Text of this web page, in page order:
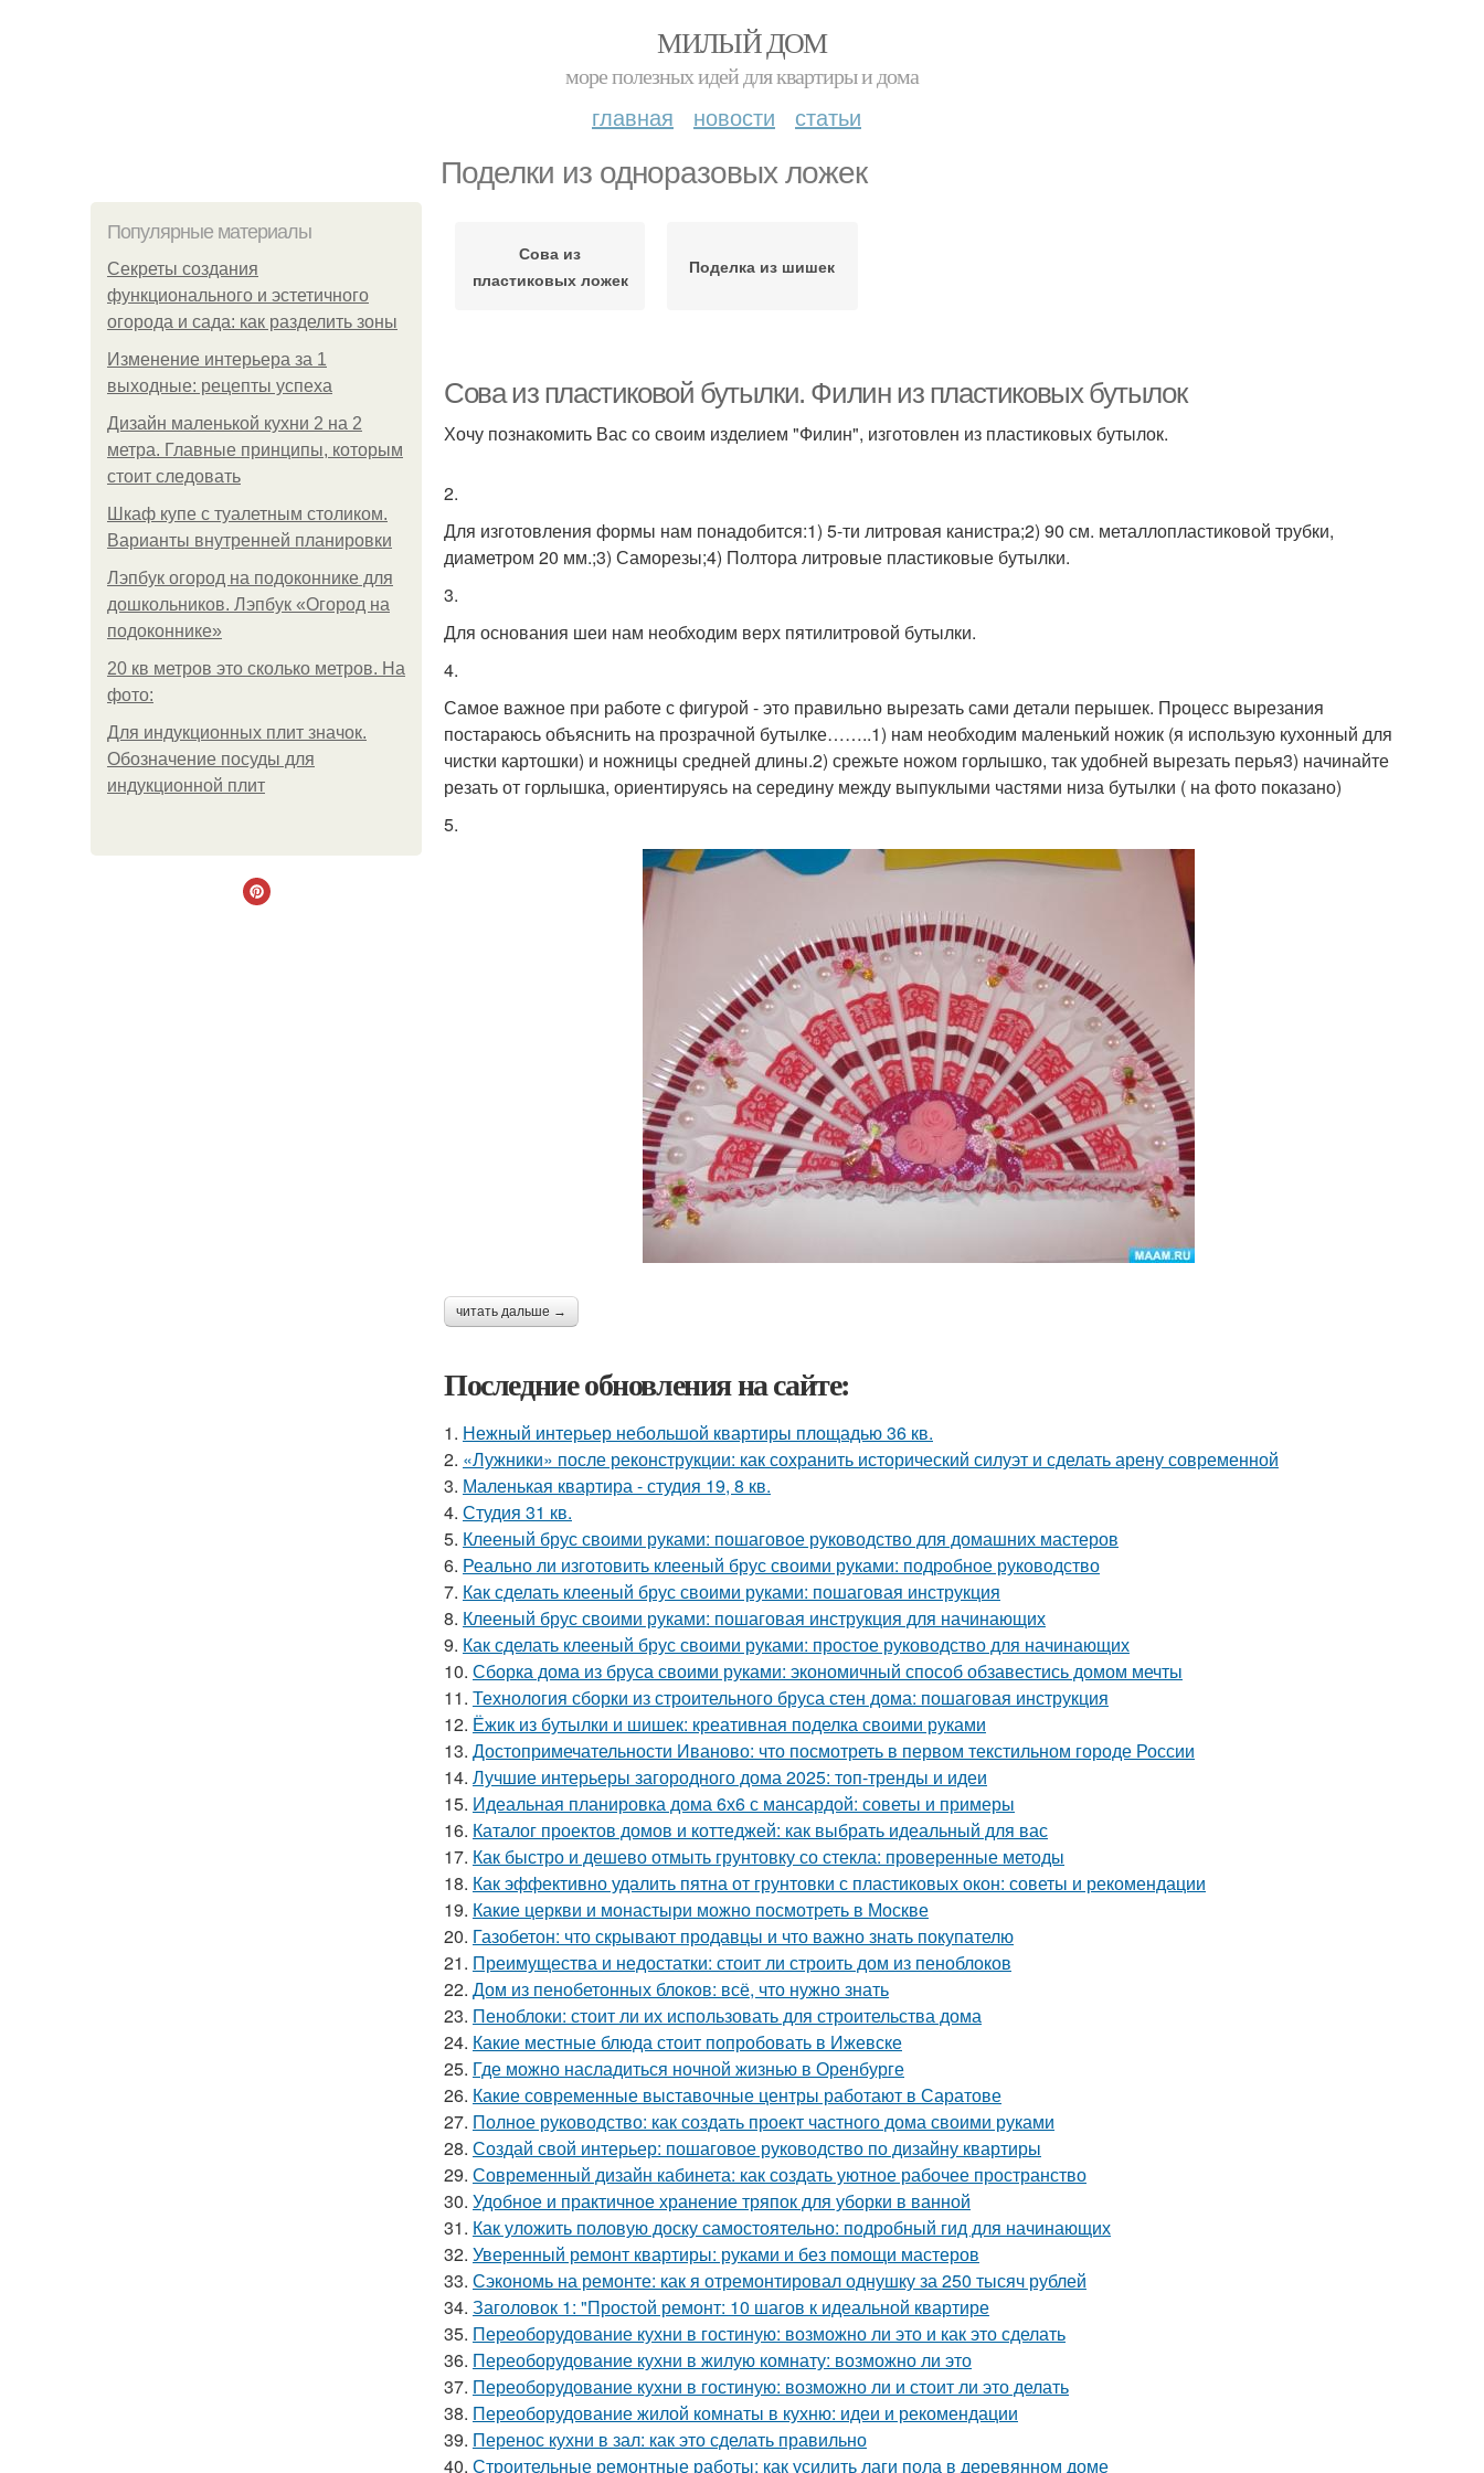
МИЛЫЙ ДОМ
море полезных идей для квартиры и дома
главная новости статьи
Поделки из одноразовых ложек
Популярные материалы
Секреты создания
функционального и эстетичного
огорода и сада: как разделить зоны
Изменение интерьера за 1
выходные: рецепты успеха
Дизайн маленькой кухни 2 на 2
метра. Главные принципы, которым
стоит следовать
Шкаф купе с туалетным столиком.
Варианты внутренней планировки
Лэпбук огород на подоконнике для
дошкольников. Лэпбук «Огород на
подоконнике»
20 кв метров это сколько метров. На
фото:
Для индукционных плит значок.
Обозначение посуды для
индукционной плит
Сова из
пластиковых ложек
Поделка из шишек
Сова из пластиковой бутылки. Филин из пластиковых бутылок
Хочу познакомить Вас со своим изделием "Филин", изготовлен из пластиковых бутылок.
2.
Для изготовления формы нам понадобится:1) 5-ти литровая канистра;2) 90 см. металлопластиковой трубки,
диаметром 20 мм.;3) Саморезы;4) Полтора литровые пластиковые бутылки.
3.
Для основания шеи нам необходим верх пятилитровой бутылки.
4.
Самое важное при работе с фигурой - это правильно вырезать сами детали перышек. Процесс вырезания
постараюсь объяснить на прозрачной бутылке……..1) нам необходим маленький ножик (я использую кухонный для
чистки картошки) и ножницы средней длины.2) срежьте ножом горлышко, так удобней вырезать перья3) начинайте
резать от горлышка, ориентируясь на середину между выпуклыми частями низа бутылки ( на фото показано)
5.
читать дальше →
Последние обновления на сайте:
1. Нежный интерьер небольшой квартиры площадью 36 кв.
2. «Лужники» после реконструкции: как сохранить исторический силуэт и сделать арену современной
3. Маленькая квартира - студия 19, 8 кв.
4. Студия 31 кв.
5. Клееный брус своими руками: пошаговое руководство для домашних мастеров
6. Реально ли изготовить клееный брус своими руками: подробное руководство
7. Как сделать клееный брус своими руками: пошаговая инструкция
8. Клееный брус своими руками: пошаговая инструкция для начинающих
9. Как сделать клееный брус своими руками: простое руководство для начинающих
10. Сборка дома из бруса своими руками: экономичный способ обзавестись домом мечты
11. Технология сборки из строительного бруса стен дома: пошаговая инструкция
12. Ёжик из бутылки и шишек: креативная поделка своими руками
13. Достопримечательности Иваново: что посмотреть в первом текстильном городе России
14. Лучшие интерьеры загородного дома 2025: топ-тренды и идеи
15. Идеальная планировка дома 6х6 с мансардой: советы и примеры
16. Каталог проектов домов и коттеджей: как выбрать идеальный для вас
17. Как быстро и дешево отмыть грунтовку со стекла: проверенные методы
18. Как эффективно удалить пятна от грунтовки с пластиковых окон: советы и рекомендации
19. Какие церкви и монастыри можно посмотреть в Москве
20. Газобетон: что скрывают продавцы и что важно знать покупателю
21. Преимущества и недостатки: стоит ли строить дом из пеноблоков
22. Дом из пенобетонных блоков: всё, что нужно знать
23. Пеноблоки: стоит ли их использовать для строительства дома
24. Какие местные блюда стоит попробовать в Ижевске
25. Где можно насладиться ночной жизнью в Оренбурге
26. Какие современные выставочные центры работают в Саратове
27. Полное руководство: как создать проект частного дома своими руками
28. Создай свой интерьер: пошаговое руководство по дизайну квартиры
29. Современный дизайн кабинета: как создать уютное рабочее пространство
30. Удобное и практичное хранение тряпок для уборки в ванной
31. Как уложить половую доску самостоятельно: подробный гид для начинающих
32. Уверенный ремонт квартиры: руками и без помощи мастеров
33. Сэкономь на ремонте: как я отремонтировал однушку за 250 тысяч рублей
34. Заголовок 1: "Простой ремонт: 10 шагов к идеальной квартире
35. Переоборудование кухни в гостиную: возможно ли это и как это сделать
36. Переоборудование кухни в жилую комнату: возможно ли это
37. Переоборудование кухни в гостиную: возможно ли и стоит ли это делать
38. Переоборудование жилой комнаты в кухню: идеи и рекомендации
39. Перенос кухни в зал: как это сделать правильно
40. Строительные ремонтные работы: как усилить лаги пола в деревянном доме